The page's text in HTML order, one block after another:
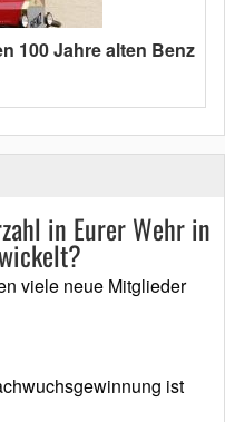
100 Jahre alten Benz
in Eurer Wehr in
viele neue Mitglieder
ist